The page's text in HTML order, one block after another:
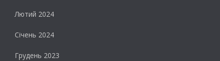
Лютий 2024
Січень 2024
Грудень 2023